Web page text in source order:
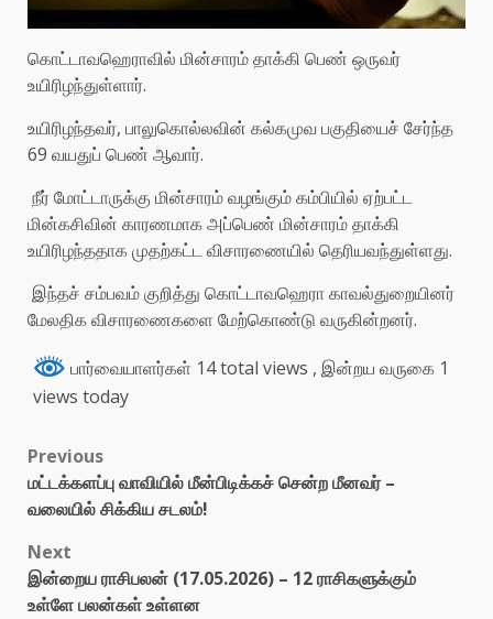
கொட்டாவஹெராவில் மின்சாரம் தாக்கி பெண் ஒருவர்
உயிரிழந்துள்ளார்.
உயிரிழந்தவர், பாலுகொல்லவின் கல்கமுவ பகுதியைச் சேர்ந்த
69 வயதுப் பெண் ஆவார்.
நீர் மோட்டாருக்கு மின்சாரம் வழங்கும் கம்பியில் ஏற்பட்ட
மின்கசிவின் காரணமாக அப்பெண் மின்சாரம் தாக்கி
உயிரிழந்ததாக முதற்கட்ட விசாரணையில் தெரியவந்துள்ளது.
இந்தச் சம்பவம் குறித்து கொட்டாவஹெரா காவல்துறையினர்
மேலதிக விசாரணைகளை மேற்கொண்டு வருகின்றனர்.
பார்வையாளர்கள் 14 total views , இன்றய வருகை 1
views today
Previous
மட்டக்களப்பு வாவியில் மீன்பிடிக்கச் சென்ற மீனவர் –
வலையில் சிக்கிய சடலம்!
Next
இன்றைய ராசிபலன் (17.05.2026) – 12 ராசிகளுக்கும்
உள்ளே பலன்கள் உள்ளன